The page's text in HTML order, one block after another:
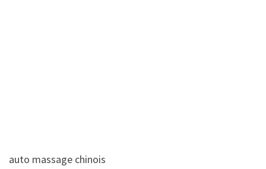
auto massage chinois